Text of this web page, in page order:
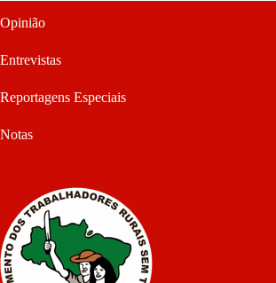
Opinião
Entrevistas
Reportagens Especiais
Notas